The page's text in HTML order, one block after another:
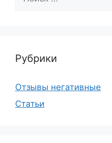
Рубрики
Отзывы негативные
Статьи